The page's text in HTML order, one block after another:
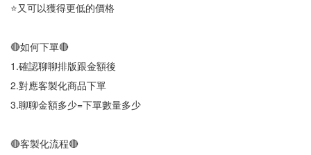
⭐又可以獲得更低的價格
🔴如何下單🔴
1.確認聊聊排版跟金額後
2.對應客製化商品下單
3.聊聊金額多少=下單數量多少
🔴客製化流程🔴